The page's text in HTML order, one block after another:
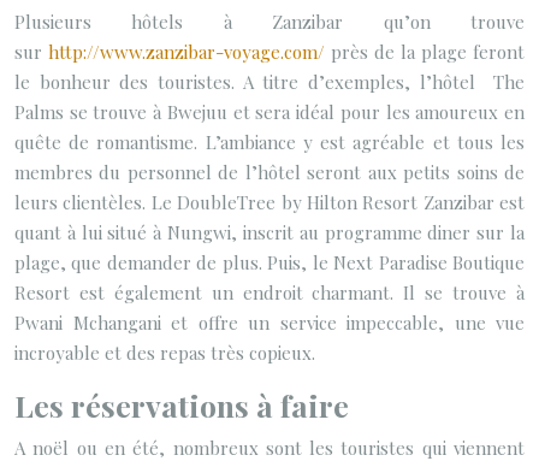
Plusieurs hôtels à Zanzibar qu’on trouve
sur http://www.zanzibar-voyage.com/ près de la plage feront
le bonheur des touristes. A titre d’exemples, l’hôtel The
Palms se trouve à Bwejuu et sera idéal pour les amoureux en
quête de romantisme. L’ambiance y est agréable et tous les
membres du personnel de l’hôtel seront aux petits soins de
leurs clientèles. Le DoubleTree by Hilton Resort Zanzibar est
quant à lui situé à Nungwi, inscrit au programme diner sur la
plage, que demander de plus. Puis, le Next Paradise Boutique
Resort est également un endroit charmant. Il se trouve à
Pwani Mchangani et offre un service impeccable, une vue
incroyable et des repas très copieux.
Les réservations à faire
A noël ou en été, nombreux sont les touristes qui viennent